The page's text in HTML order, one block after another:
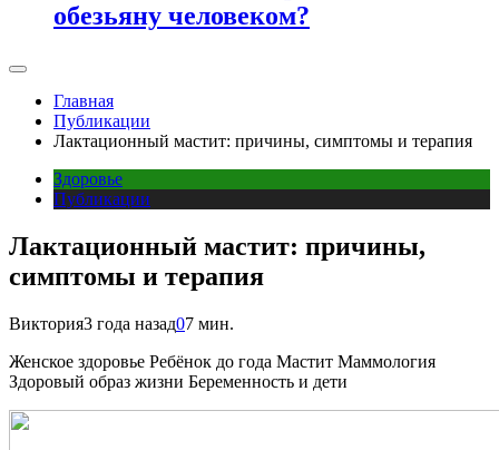
обезьяну человеком?
Главная
Публикации
Лактационный мастит: причины, симптомы и терапия
Здоровье
Публикации
Лактационный мастит: причины,
симптомы и терапия
Виктория3 года назад07 мин.
Женское здоровье Ребёнок до года Мастит Маммология
Здоровый образ жизни Беременность и дети